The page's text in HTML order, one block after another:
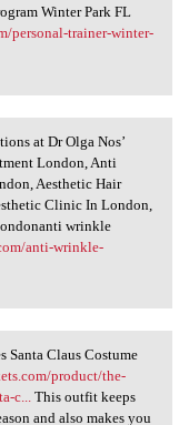
Winter Park FL
personal-trainer-winter-
at Dr Olga Nos’
London, Anti
Aesthetic Hair
Clinic In London,
wrinkle
anti-wrinkle-
Santa Claus Costume
product/the-
c...This outfit keeps
and also makes you